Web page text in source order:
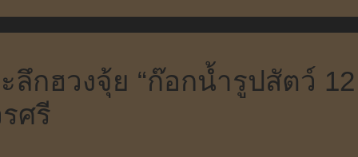
ลึกฮวงจุ้ย “ก๊อกน้ำรูปสัตว์
ศรี